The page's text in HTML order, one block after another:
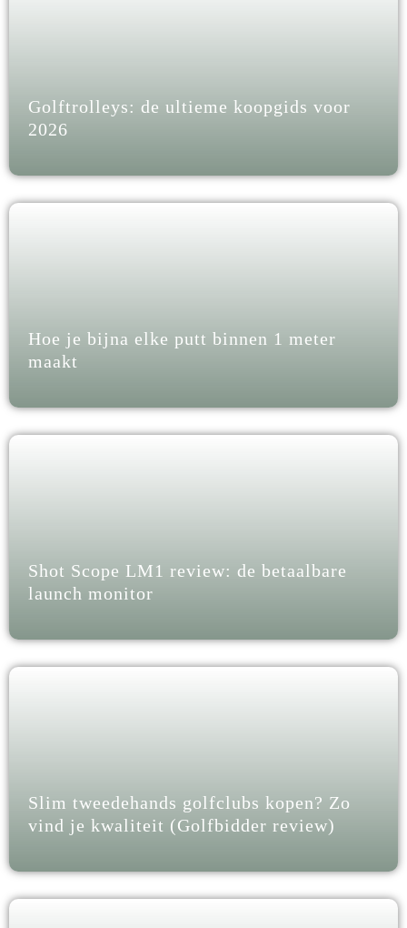
Golftrolleys: de ultieme koopgids voor
2026
Hoe je bijna elke putt binnen 1 meter
maakt
Shot Scope LM1 review: de betaalbare
launch monitor
Slim tweedehands golfclubs kopen? Zo
vind je kwaliteit (Golfbidder review)